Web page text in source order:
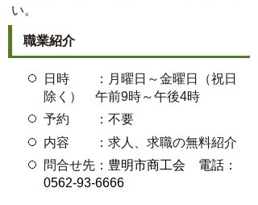
い。
職業紹介
日時 ：月曜日～金曜日（祝日
除く） 午前9時～午後4時
予約 ：不要
内容 ：求人、求職の無料紹介
問合せ先： 豊明市商工会 電話：
0562-93-6666